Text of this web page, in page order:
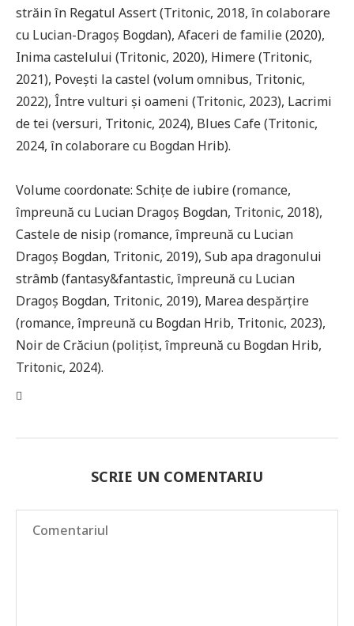
străin în Regatul Assert (Tritonic, 2018, în colaborare
cu Lucian-Dragoș Bogdan), Afaceri de familie (2020),
Inima castelului (Tritonic, 2020), Himere (Tritonic,
2021), Povești la castel (volum omnibus, Tritonic,
2022), Între vulturi și oameni (Tritonic, 2023), Lacrimi
de tei (versuri, Tritonic, 2024), Blues Cafe (Tritonic,
2024, în colaborare cu Bogdan Hrib).
Volume coordonate: Schițe de iubire (romance,
împreună cu Lucian Dragoș Bogdan, Tritonic, 2018),
Castele de nisip (romance, împreună cu Lucian
Dragoș Bogdan, Tritonic, 2019), Sub apa dragonului
strâmb (fantasy&fantastic, împreună cu Lucian
Dragoș Bogdan, Tritonic, 2019), Marea despărțire
(romance, împreună cu Bogdan Hrib, Tritonic, 2023),
Noir de Crăciun (polițist, împreună cu Bogdan Hrib,
Tritonic, 2024).
SCRIE UN COMENTARIU